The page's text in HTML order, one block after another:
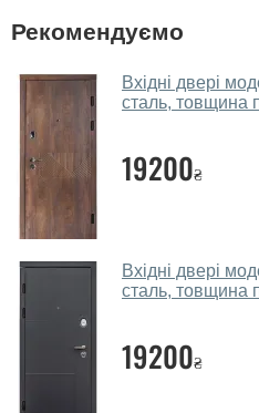
Так, у нас великий вибір
Чи допомагаєте
Так. Ми консультуємо
месенджери, онлайн-чат
салоні-магазині.
Які двері
Наші рекомендації залежать
вхідних дверей
Рекомендуємо
Вхідні двері
сталь, товщина
19200₴
Вхідні двері
сталь, товщина
19200₴